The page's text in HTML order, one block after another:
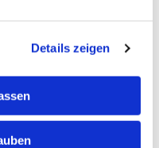
Details zeigen